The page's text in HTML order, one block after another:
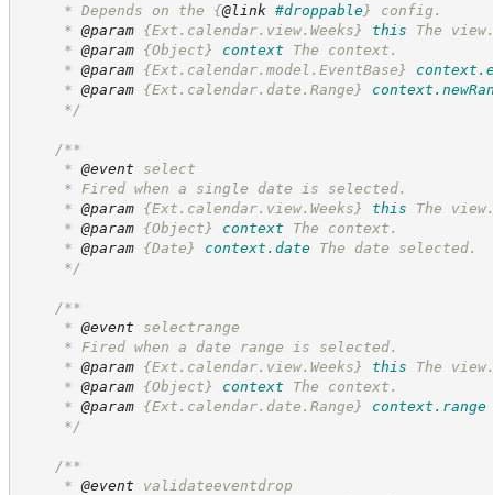
* Depends on the {@link #droppable}
config.
* @param {Ext.calendar.view.Weeks} this
The
* @param {Object} context
The context.
* @param {Ext.calendar.model.EventBase}
* @param {Ext.calendar.date.Range}
*/
/**
* @event select
* Fired when a single date is selected.
* @param {Ext.calendar.view.Weeks} this
The
* @param {Object} context
The context.
* @param {Date} context.date The date selected.
*/
/**
* @event selectrange
* Fired when a date range is selected.
* @param {Ext.calendar.view.Weeks} this
The
* @param {Object} context
The context.
* @param {Ext.calendar.date.Range}
context.range
*/
/**
* @event validateeventdrop